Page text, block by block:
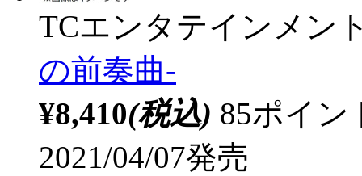
TCエンタテインメン
の前奏曲-
¥8,410(税込) 85ポイ
2021/04/07発売